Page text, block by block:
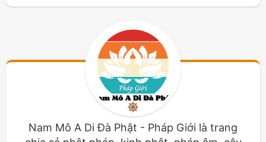
Nam Mô A Di Đà Phật - Pháp Giới là trang